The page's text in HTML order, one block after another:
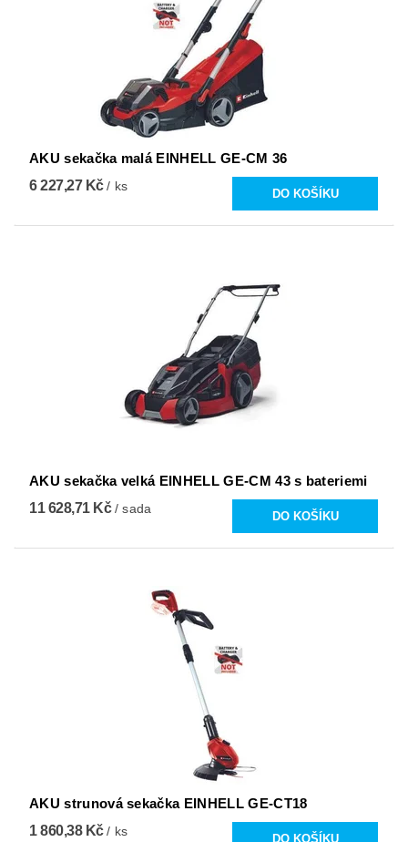
AKU sekačka malá EINHELL GE-CM 36
6 227,27 Kč/ ks
AKU sekačka velká EINHELL GE-CM 43 s bateriemi
11 628,71 Kč/ sada
AKU strunová sekačka EINHELL GE-CT18
1 860,38 Kč/ ks